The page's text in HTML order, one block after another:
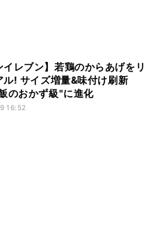
イレブン】若鶏のからあげをリ
ル! サイズ増量&味付け刷新
のおかず級"に進化
16:52